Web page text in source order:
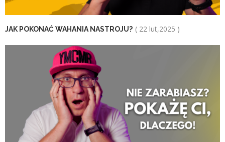
JAK POKONAĆ WAHANIA NASTROJU? ( 22 lut,2025 )